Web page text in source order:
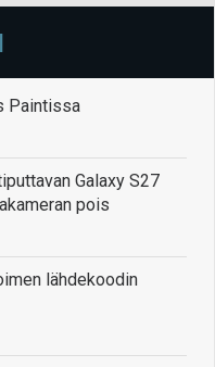
Paintissa
Galaxy S27
pois
lähdekoodin